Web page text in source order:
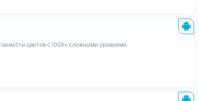
цветов с 1000+ сложными уровнями